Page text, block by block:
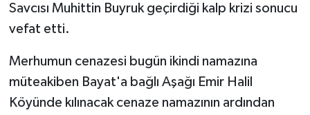
Savcısı Muhittin Buyruk geçirdiği kalp krizi sonucu
vefat etti.
Merhumun cenazesi bugün ikindi namazına
müteakiben Bayat'a bağlı Aşağı Emir Halil
Köyünde kılınacak cenaze namazının ardından